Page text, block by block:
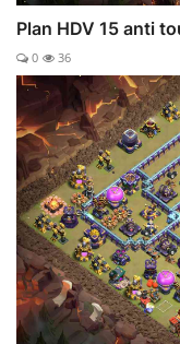
Plan HDV 15 anti
0 36